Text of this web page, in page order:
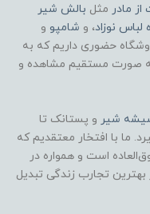
مادر مثل بالش شیر
لباس نوزاد، و شامپو و
حضوری داریم که به
صورت مستقیم مشاهده و
شیر و پستانک تا
ما با افتخار معتقدیم که
است و همواره در
بهترین تجارب زندگی تبدیل